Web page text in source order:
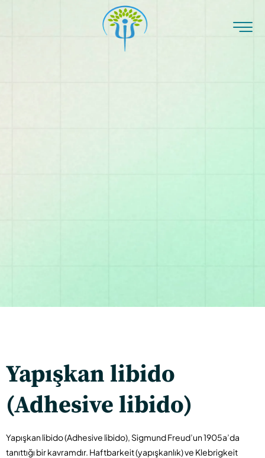
Yapışkan libido
(Adhesive libido)
Yapışkan libido (Adhesive libido), Sigmund Freud’un 1905a’da
tanıttığı bir kavramdır. Haftbarkeit (yapışkanlık) ve Klebrigkeit